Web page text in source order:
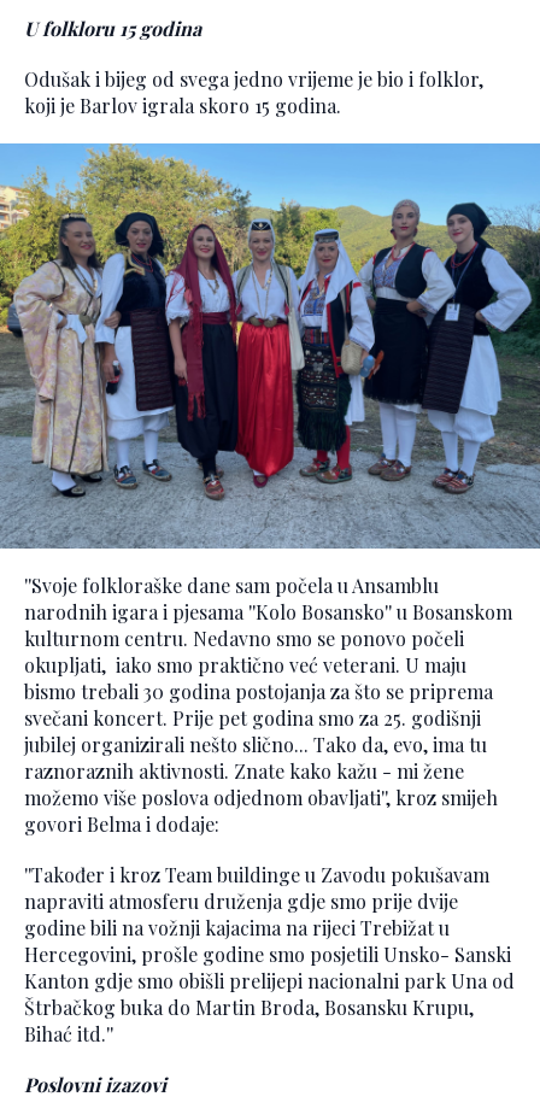
U folkloru 15 godina
Odušak i bijeg od svega jedno vrijeme je bio i folklor,
koji je Barlov igrala skoro 15 godina.
''Svoje folkloraške dane sam počela u Ansamblu
narodnih igara i pjesama ''Kolo Bosansko'' u Bosanskom
kulturnom centru. Nedavno smo se ponovo počeli
okupljati, iako smo praktično već veterani. U maju
bismo trebali 30 godina postojanja za što se priprema
svečani koncert. Prije pet godina smo za 25. godišnji
jubilej organizirali nešto slično... Tako da, evo, ima tu
raznoraznih aktivnosti. Znate kako kažu - mi žene
možemo više poslova odjednom obavljati'', kroz smijeh
govori Belma i dodaje:
''Također i kroz Team buildinge u Zavodu pokušavam
napraviti atmosferu druženja gdje smo prije dvije
godine bili na vožnji kajacima na rijeci Trebižat u
Hercegovini, prošle godine smo posjetili Unsko- Sanski
Kanton gdje smo obišli prelijepi nacionalni park Una od
Štrbačkog buka do Martin Broda, Bosansku Krupu,
Bihać itd.''
Poslovni izazovi